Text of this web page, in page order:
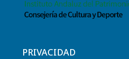
PRIVACIDAD